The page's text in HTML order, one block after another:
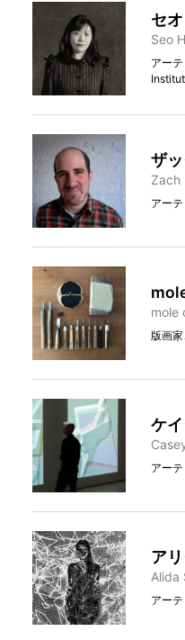
セ
Seo
アー
ザ
Zach
アー
mole
版画
ケ
アー
ア
Alida
アーテ